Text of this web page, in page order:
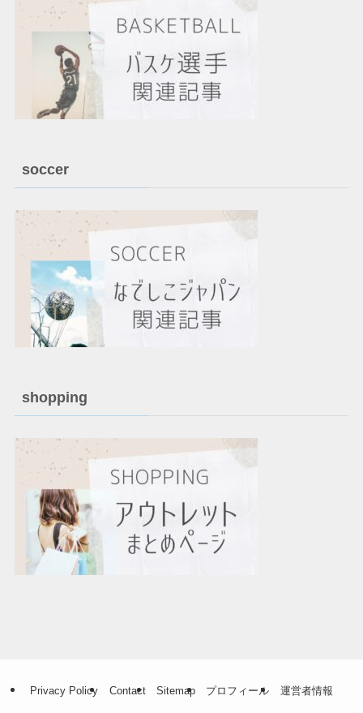
soccer
shopping
Privacy Policy Contact Sitemap プロフィール 運営者情報